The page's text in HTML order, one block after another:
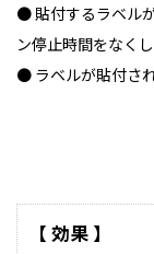
● 貼付するラベル
ン停止時間をなくし
● ラベルが貼付さ
【 効果 】